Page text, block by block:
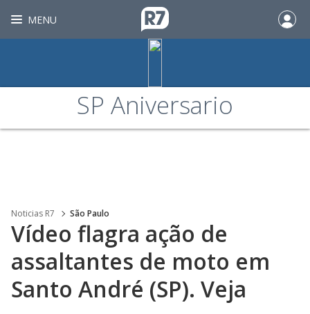
MENU
SP Aniversario
Noticias R7 São Paulo
Vídeo flagra ação de
assaltantes de moto em
Santo André (SP). Veja